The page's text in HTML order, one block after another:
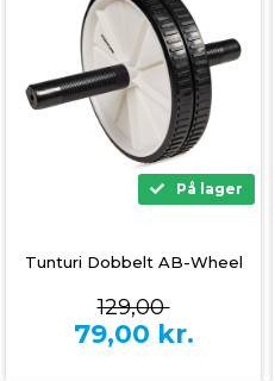
På lager
Tunturi Dobbelt AB-Wheel
129,00
79,00 kr.